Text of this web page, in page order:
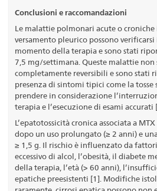
Conclusioni e raccomandazioni
Le malattie polmonari acute o
versamento pleurico possono
momento della terapia e sono stati
7,5 mg/settimana. Queste malattie non
completamente reversibili e sono stati
presenza di sintomi tipici come la tosse
prendere in considerazione
terapia e l’esecuzione di esami accurati
L’epatotossicità cronica associata a
dopo un uso prolungato (≥ 2 anni) e
≥ 1,5 g. Il rischio è influenzato da
eccessivo di alcol, l’obesità, il diabete
della terapia, l’età (> 60 anni),
epatiche preesistenti [1]. Modifiche